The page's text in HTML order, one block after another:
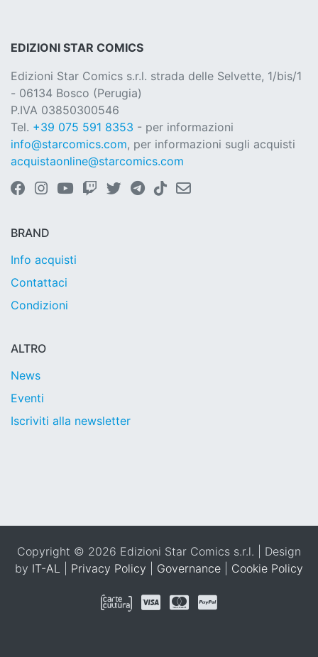
EDIZIONI STAR COMICS
Edizioni Star Comics s.r.l. strada delle Selvette, 1/bis/1
- 06134 Bosco (Perugia)
P.IVA 03850300546
Tel. +39 075 591 8353 - per informazioni
info@starcomics.com, per informazioni sugli acquisti
acquistaonline@starcomics.com
BRAND
Info acquisti
Contattaci
Condizioni
ALTRO
News
Eventi
Iscriviti alla newsletter
Copyright © 2026 Edizioni Star Comics s.r.l. | Design
by IT-AL Privacy Policy Governance Cookie Policy